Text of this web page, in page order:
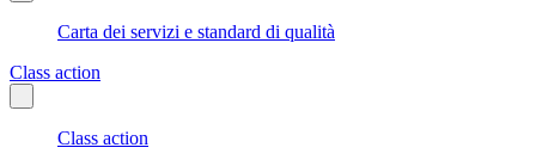
Carta dei servizi e standard di qualità
Class action
Class action